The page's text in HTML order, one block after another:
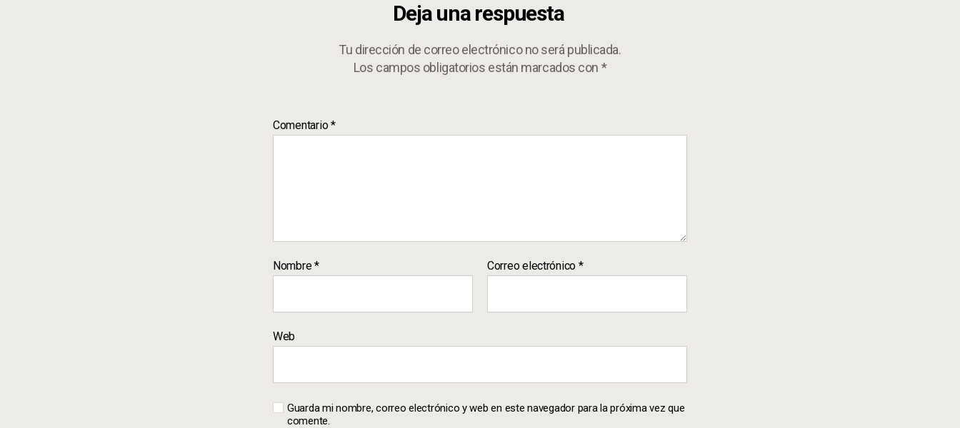
Deja una respuesta
Tu dirección de correo electrónico no será publicada.
Los campos obligatorios están marcados con *
Comentario*
Nombre* Correo electrónico *
Web
Guarda mi nombre, correo electrónico y web en este navegador para la próxima vez que
comente.